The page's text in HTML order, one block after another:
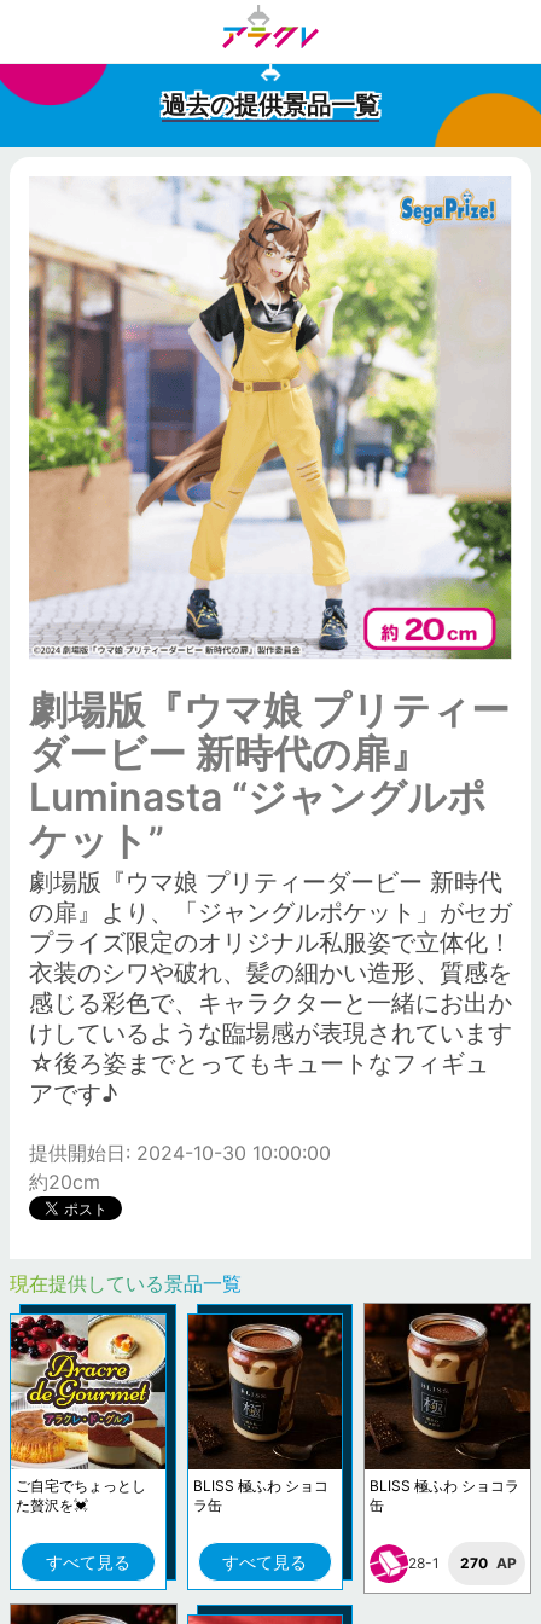
過去の提供景品一覧
劇場版『ウマ娘 プリティー
ダービー 新時代の扉』
Luminasta “ジャングルポ
ケット”
劇場版『ウマ娘 プリティーダービー 新時代
の扉』より、「ジャングルポケット」がセガ
プライズ限定のオリジナル私服姿で立体化！
衣装のシワや破れ、髪の細かい造形、質感を
感じる彩色で、キャラクターと一緒にお出か
けしているような臨場感が表現されています
☆後ろ姿までとってもキュートなフィギュ
アです♪
提供開始日: 2024-10-30 10:00:00
約20cm
現在提供している景品一覧
ご自宅でちょっとし
た贅沢を💓
すべて見る
BLISS 極ふわ ショコ
ラ缶
すべて見る
BLISS 極ふわ ショコラ
缶
28-1 270 AP